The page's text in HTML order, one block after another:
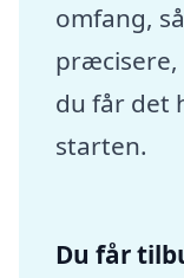
omfang,
præcisere,
du får det
starten.
Du får